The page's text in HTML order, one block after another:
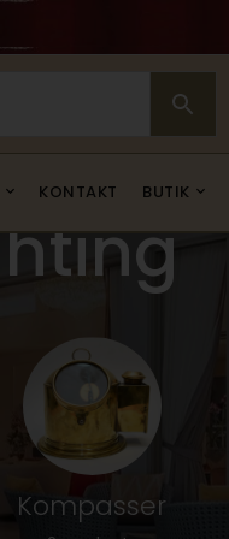
KONTAKT BUTIK
Kompasser